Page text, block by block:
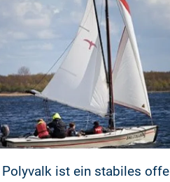
Polyvalk ist ein stabiles